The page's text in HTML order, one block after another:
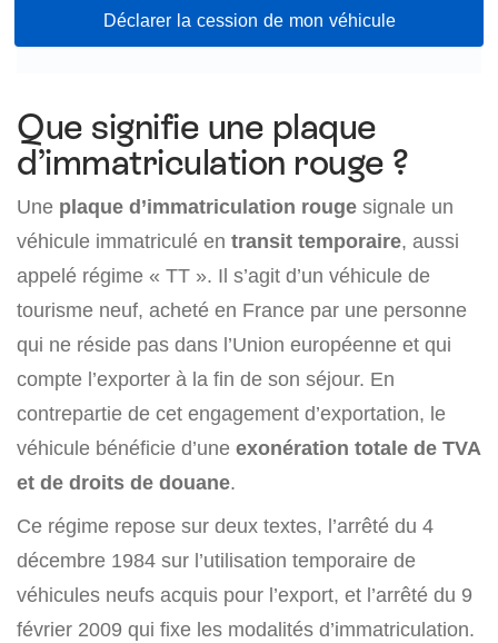
Déclarer la cession de mon véhicule
Que signifie une plaque
d’immatriculation rouge ?
Une plaque d’immatriculation rouge signale un
véhicule immatriculé en transit temporaire, aussi
appelé régime « TT ». Il s’agit d’un véhicule de
tourisme neuf, acheté en France par une personne
qui ne réside pas dans l’Union européenne et qui
compte l’exporter à la fin de son séjour. En
contrepartie de cet engagement d’exportation, le
véhicule bénéficie d’une exonération totale de TVA
et de droits de douane.
Ce régime repose sur deux textes, l’arrêté du 4
décembre 1984 sur l’utilisation temporaire de
véhicules neufs acquis pour l’export, et l’arrêté du 9
février 2009 qui fixe les modalités d’immatriculation.